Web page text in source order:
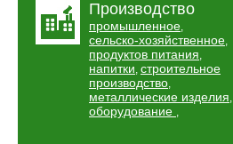
Производство
промышленное,
сельско-хозяйственное,
продуктов питания,
напитки, строительное
производство,
металлические изделия,
оборудование ,